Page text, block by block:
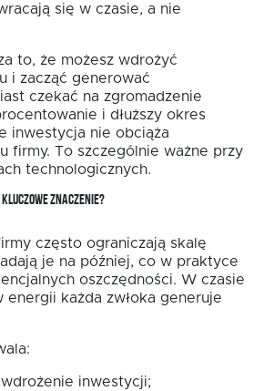
się w czasie, a nie
to, że możesz wdrożyć
i zacząć generować
czekać na zgromadzenie
i dłuższy okres
inwestycja nie obciąża
firmy. To szczególnie ważne przy
technologicznych.
ZNACZENIE?
często ograniczają skalę
je na później, co w praktyce
oszczędności. W czasie
energii każda zwłoka generuje
inwestycji;